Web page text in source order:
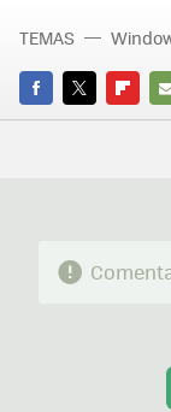
FACEBOOK
TWITTER
TEMAS